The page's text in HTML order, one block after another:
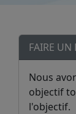
FAIRE UN
Nous
objectif
l'objectif.